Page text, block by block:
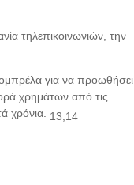
τηλεπικοινωνιών, την
για να προωθήσει
χρημάτων από τις
χρόνια. 13,14